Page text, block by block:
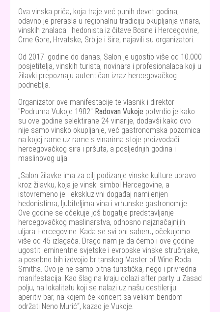
Ova vinska priča, koja traje već punih devet godina,
odavno je prerasla u regionalnu tradiciju okupljanja vinara,
vinskih znalaca i hedonista iz čitave Bosne i Hercegovine,
Crne Gore, Hrvatske, Srbije i šire, najavili su organizatori.
Od 2017. godine do danas, Salon je ugostio više od 10.000
posjetitelja, vinskih turista, novinara i profesionalaca koji u
žilavki prepoznaju autentičan izraz hercegovačkog
podneblja.
Organizator ove manifestacije te vlasnik i direktor
"Podruma Vukoje 1982" Radovan Vukoje potvrdio je kako
su ove godine selektirane 24 vinarije, dodavši kako ovo
nije samo vinsko okupljanje, već gastronomska pozornica
na kojoj rame uz rame s vinarima stoje proizvođači
hercegovačkog sira i pršuta, a posljednjih godina i
maslinovog ulja.
Salon žilavke ima za cilj podizanje vinske kulture upravo
kroz žilavku, koja je vinski simbol Hercegovine, a
istovremeno je i ekskluzivni događaj namijenjen
hedonistima, ljubiteljima vina i vrhunske gastronomije.
Ove godine se očekuje još bogatije predstavljanje
hercegovačkog maslinarstva, odnosno najznačajnijih
uljara Hercegovine. Kada se svi oni saberu, očekujemo
više od 45 izlagača. Drago nam je da ćemo i ove godine
ugostiti eminentne svjetske i evropske vinske stručnjake,
a posebno bih izdvojio britanskog Master of Wine Roda
Smitha. Ovo je ne samo bitna turistička, nego i privredna
manifestacija. Kao šlag na kraju dolazi after party u Zasad
polju, na lokalitetu koji se nalazi uz našu destileriju i
aperitiv bar, na kojem će koncert sa velikim bendom
održati Neno Murić , kazao je Vukoje.